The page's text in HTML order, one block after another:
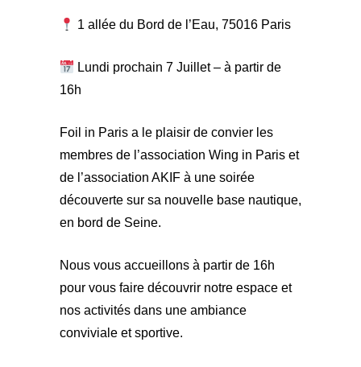
1 allée du Bord de l’Eau, 75016 Paris
Lundi prochain 7 Juillet – à partir de
16h
Foil in Paris a le plaisir de convier les
membres de l’association Wing in Paris et
de l’association AKIF à une soirée
découverte sur sa nouvelle base nautique,
en bord de Seine.
Nous vous accueillons à partir de 16h
pour vous faire découvrir notre espace et
nos activités dans une ambiance
conviviale et sportive.